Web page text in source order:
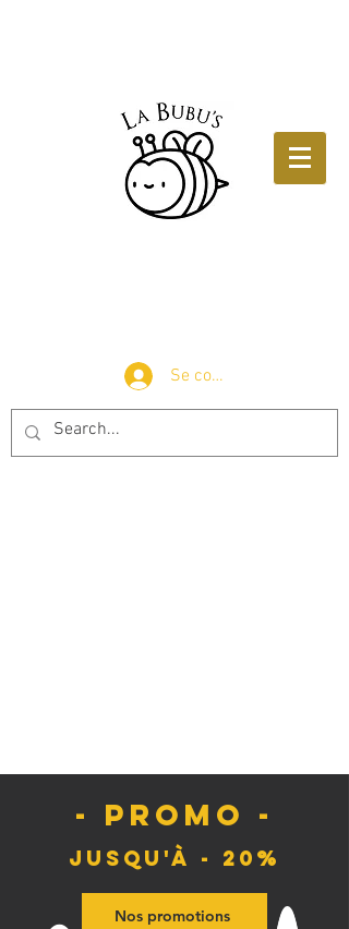
Se connecter
- PROMO -
Jusqu'à - 20%
Nos promotions